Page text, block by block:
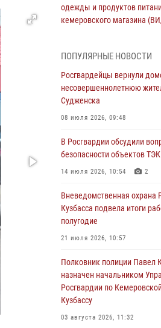
одежды и продуктов
кемеровского магазина
В Кузбассе стартовал
ордена Жукова округа
служебно-боевой стрельбе
05 августа 2026, 10:53
дебошира, устроившего
медицинском учреждении
05 августа 2026, 09:30
Росгвардейцы задержали
причинившего побои
05 августа 2026, 08:50
общественного порядка на
05 августа 2026, 08:10
Росгвардейцы в Юрге
проникновения на
ПОПУЛЯРНЫЕ НОВОСТИ
Росгвардейцы вернули
несовершеннолетнюю
Судженска
08 июля 2026, 09:48
В Росгвардии обсудили
безопасности объектов
14 июля 2026, 10:54 2
Вневедомственная охрана
Кузбасса подвела итоги
полугодие
21 июля 2026, 10:57
Полковник полиции Павел
назначен начальником
Росгвардии по
Кузбассу
03 августа 2026, 11:32